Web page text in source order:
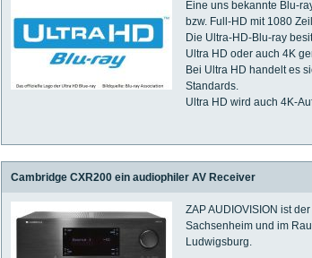
Eine uns bekannte Blu-
bzw. Full-HD mit 1080
Die Ultra-HD-Blu-ray
Ultra HD oder auch 4K
Bei Ultra HD handelt es
Standards.
Ultra HD wird auch 4K-
Cambridge CXR200 ein audiophiler AV Receiver
ZAP AUDIOVISION ist
Sachsenheim und im
Ludwigsburg.